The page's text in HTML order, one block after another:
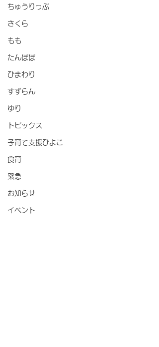
ちゅうりっぷ
さくら
もも
たんぽぽ
ひまわり
すずらん
ゆり
トピックス
子育て支援ひよこ
食育
緊急
お知らせ
イベント